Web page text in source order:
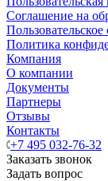
Соглашение на
Политика
Компания
О компании
Документы
Партнеры
Отзывы
Контакты
+7 495 032-76-32
Заказать звонок
Задать вопрос